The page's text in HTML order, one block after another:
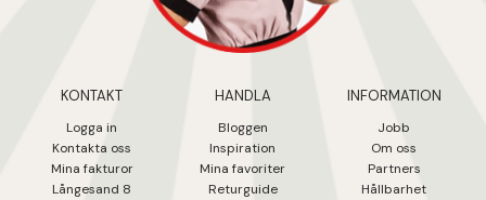
KONTAKT
Logga in
Kontakta oss
Mina fakturor
Långesand 8
HANDLA
Bloggen
Inspiration
Mina favoriter
Returguide
INFORMATION
Jobb
Om oss
Partners
Hållbarhet